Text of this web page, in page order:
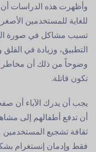
وأظهرت هذه الدراسات أن
للغاية للمستخدمين
تسبب مشاكل في صورة
التطبيق، وزيادة في القلق
تكون قاتلة.
يجب أن يدرك الآباء أن
أن تدفع أطفالهم إلى
ثقافة تشجيع
فقط وإدمان إنستغرام